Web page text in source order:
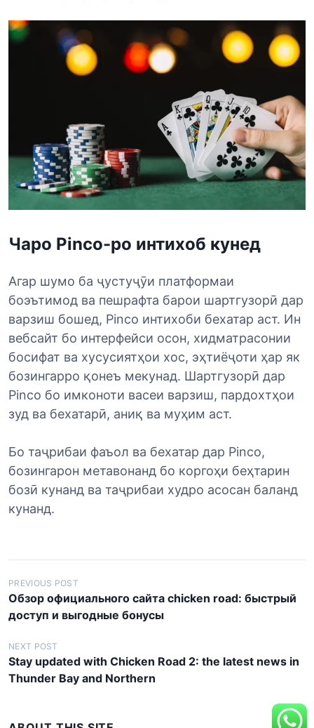
Чаро Pinco-ро интихоб кунед
Агар шумо ба ҷустуҷӯи платформаи
боэътимод ва пешрафта барои шартгузорӣ дар
варзиш бошед, Pinco интихоби бехатар аст. Ин
вебсайт бо интерфейси осон, хидматрасонии
босифат ва хусусиятҳои хос, эҳтиёҷоти ҳар як
бозингарро қонеъ мекунад. Шартгузорӣ дар
Pinco бо имконоти васеи варзиш, пардохтҳои
зуд ва бехатарӣ, аниқ ва муҳим аст.
Бо таҷрибаи фаъол ва бехатар дар Pinco,
бозингарон метавонанд бо коргоҳи беҳтарин
бозӣ кунанд ва таҷрибаи худро асосан баланд
кунанд.
P
o
t
n
PREVIOUS POST
Обзор официального сайта chicken road: быстрый
доступ и выгодные бонусы
NEXT POST
Stay updated with Chicken Road 2: the latest news in
Thunder Bay and Northern